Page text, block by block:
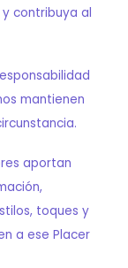
contribuya al
mantienen
aportan
toques y
a ese Placer